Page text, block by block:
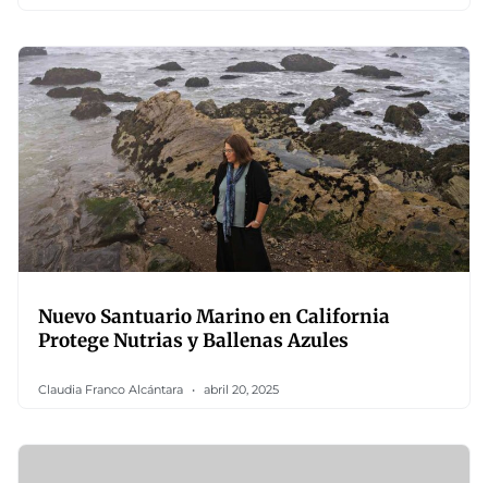
Nuevo Santuario Marino en California
Protege Nutrias y Ballenas Azules
Claudia Franco Alcántara abril 20, 2025